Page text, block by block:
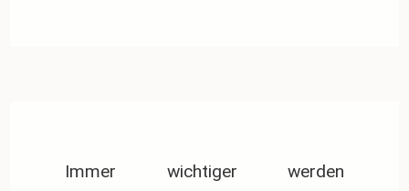
Immer wichtiger werden